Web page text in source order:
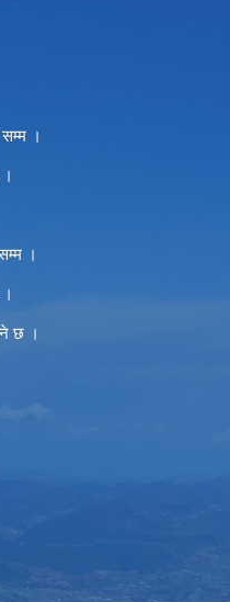
।
।
छ ।